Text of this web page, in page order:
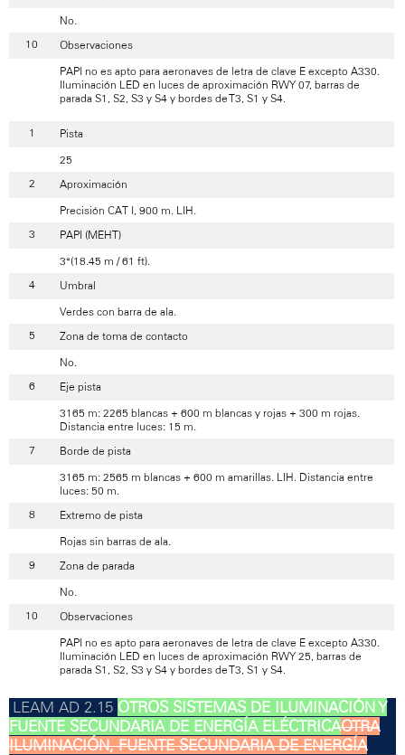
No.
Observaciones
PAPI no es apto para aeronaves de letra de clave E excepto A330.
Iluminación LED en luces de aproximación RWY 07, barras de
parada S1, S2, S3 y S4 y bordes de T3, S1 y S4.
Pista
25
Aproximación
Precisión CAT I, 900 m. LIH.
PAPI (MEHT)
3°(18.45 m / 61 ft).
Umbral
Verdes con barra de ala.
Zona de toma de contacto
No.
Eje pista
3165 m: 2265 blancas + 600 m blancas y rojas + 300 m rojas.
Distancia entre luces: 15 m.
Borde de pista
3165 m: 2565 m blancas + 600 m amarillas. LIH. Distancia entre
luces: 50 m.
Extremo de pista
Rojas sin barras de ala.
Zona de parada
No.
Observaciones
PAPI no es apto para aeronaves de letra de clave E excepto A330.
Iluminación LED en luces de aproximación RWY 25, barras de
parada S1, S2, S3 y S4 y bordes de T3, S1 y S4.
OTROS SISTEMAS DE ILUMINACIÓN Y
FUENTE SECUNDARIA DE ENERGÍA ELÉCTRICAOTRA
ILUMINACIÓN, FUENTE SECUNDARIA DE ENERGÍA